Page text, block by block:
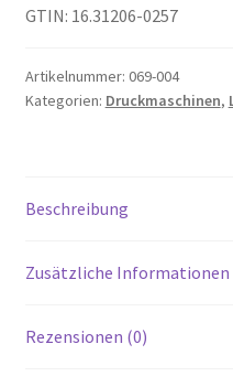
GTIN: 16.31206-0257
Artikelnummer: 069-004
Kategorien: Druckmaschinen,
Beschreibung
Zusätzliche Informationen
Rezensionen (0)